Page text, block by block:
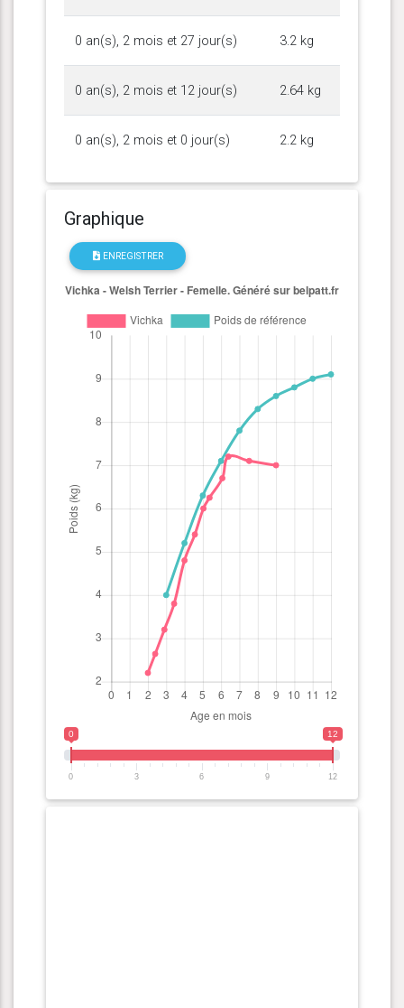
0 an(s), 2 mois et 27 jour(s) 3.2 kg
0 an(s), 2 mois et 12 jour(s) 2.64 kg
0 an(s), 2 mois et 0 jour(s) 2.2 kg
Graphique
ENREGISTRER
0 12
0 3 6 9 12